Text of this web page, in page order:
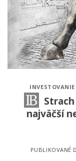
najväčší
PUBLIKOVANÉ